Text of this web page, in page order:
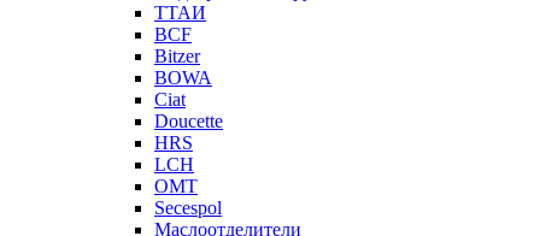
ТТАИ
BCF
Bitzer
BOWA
Ciat
Doucette
HRS
LCH
OMT
Secespol
Маслоотделители